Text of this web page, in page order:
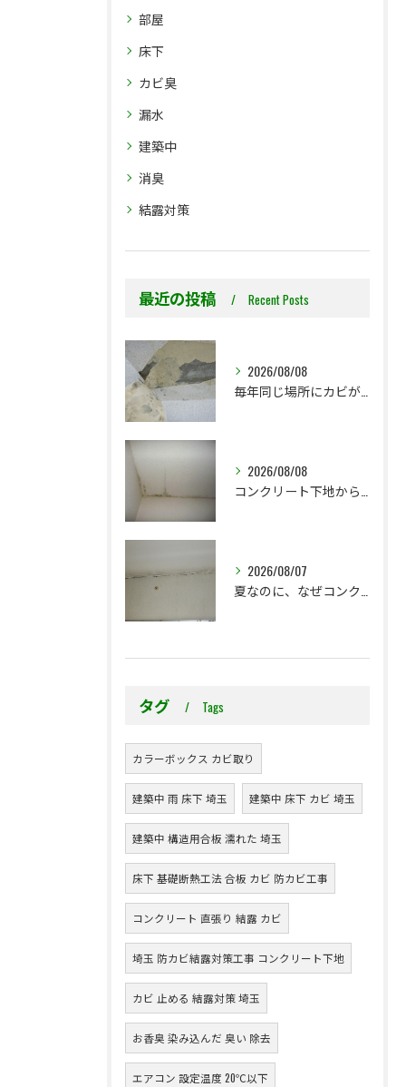
部屋
床下
カビ臭
漏水
建築中
消臭
結露対策
最近の投稿 Recent Posts
2026/08/08
毎年同じ場所にカビが出る理由をご存じですか？
2026/08/08
コンクリート下地からのカビ｜最初で止めるか？我慢して酷くなってから止めるか？
2026/08/07
夏なのに、なぜコンクリート直張り壁紙のカビ相談が増えるのでしょうか？
タグ Tags
カラーボックス カビ取り
建築中 雨 床下 埼玉 建築中 床下 カビ 埼玉
建築中 構造用合板 濡れた 埼玉
床下 基礎断熱工法 合板 カビ 防カビ工事
コンクリート 直張り 結露 カビ
埼玉 防カビ結露対策工事 コンクリート下地
カビ 止める 結露対策 埼玉
お香臭 染み込んだ 臭い 除去
エアコン 設定温度 20℃以下